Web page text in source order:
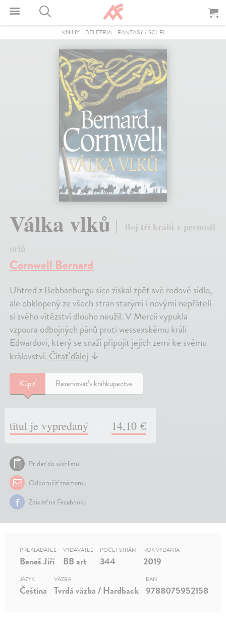
KNIHY- BELETRIA- FANTASY / SCI-FI
Válka vlků
Boj tří králů v pevnosti
orlů
Cornwell Bernard
Uhtred z Bebbanburgu sice získal zpět své rodové sídlo,
ale obklopený ze všech stran starými i novými nepřáteli
si svého vítězství dlouho neužil. V Mercii vypukla
vzpoura odbojných pánů proti wessexskému králi
Edwardovi, který se snaží připojit jejich zemi ke svému
království. Čítať ďalej ↓
Kúpiť Rezervovať v kníhkupectve
titul je vypredaný 14,10 €
Pridať do wishlistu
Odporučiť známemu
Zdielať na Facebooku
PREKLADATEĽ
Beneš Jiří
VYDAVATEĽ
BB art
POČET STRÁN
344
ROK VYDANIA
2019
JAZYK
Čeština
VÄZBA
Tvrdá väzba / Hardback
EAN
9788075952158